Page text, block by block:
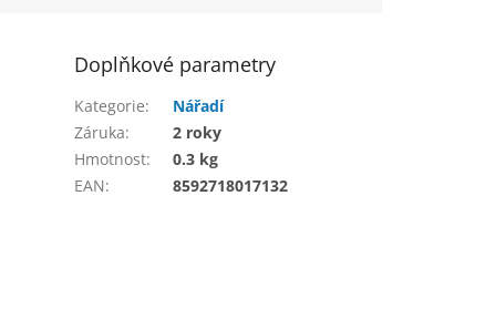
Doplňkové parametry
Kategorie:
Nářadí
Záruka:
2 roky
Hmotnost:
0.3 kg
EAN: 8592718017132